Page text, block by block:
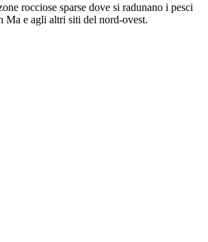
rocciose sparse dove si radunano i pesci
Ma e agli altri siti del nord-ovest.